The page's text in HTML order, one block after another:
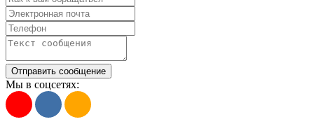
Отправить сообщение
Мы в соцсетях: